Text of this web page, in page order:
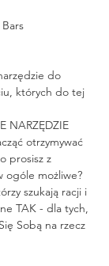
do
których do tej
NARZĘDZIE
otrzymywać
prosisz z
ogóle możliwe?
szukają racji i
TAK - dla tych,
Sobą na rzecz